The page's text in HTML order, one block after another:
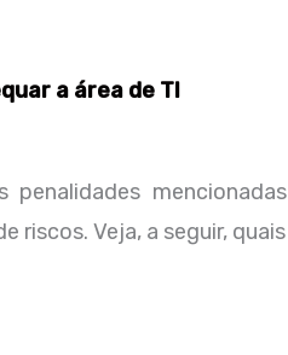
a área de TI
penalidades mencionadas
riscos. Veja, a seguir, quais